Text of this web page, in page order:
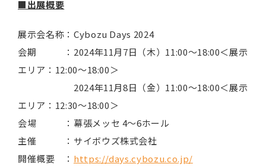
■出展概要
展示会名称：Cybozu Days 2024
会期 ：2024年11月7日（木）11:00～18:00＜展示
エリア：12:00～18:00＞
2024年11月8日（金）11:00～18:00＜展示
エリア：12:30～18:00＞
会場 ：幕張メッセ 4～6ホール
主催 ：サイボウズ株式会社
開催概要 ： https://days.cybozu.co.jp/